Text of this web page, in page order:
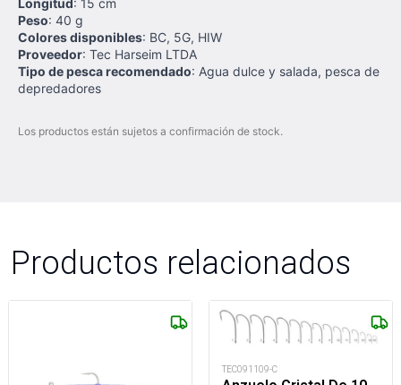
Longitud: 15 cm
Peso: 40 g
Colores disponibles: BC, 5G, HIW
Proveedor: Tec Harseim LTDA
Tipo de pesca recomendado: Agua dulce y salada, pesca de
depredadores
Los productos están sujetos a confirmación de stock.
Productos relacionados
TEC091109-C